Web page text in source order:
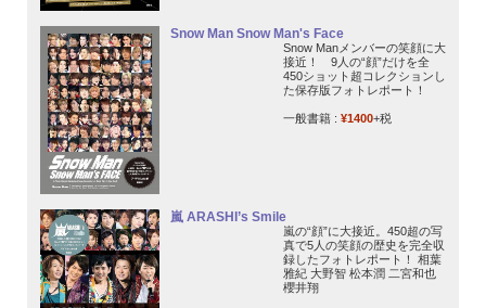
Snow Man Snow Man's Face
Snow Manメンバーの笑顔に大
接近！ 9人の“顔”だけを全
450ショット超コレクションし
た保存版フォトレポート！
一般書籍 : ¥1400+税
嵐 ARASHI’s Smile
嵐の“顔”に大接近。450超の写
真で5人の笑顔の歴史を完全収
録したフォトレポート！ 相葉
雅紀 大野智 松本潤 二宮和也
櫻井翔